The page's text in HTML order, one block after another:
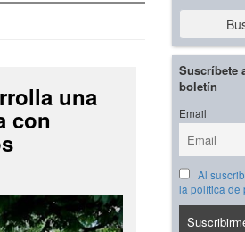
una
con
Suscríbete
boletín
Email
Al
la política de